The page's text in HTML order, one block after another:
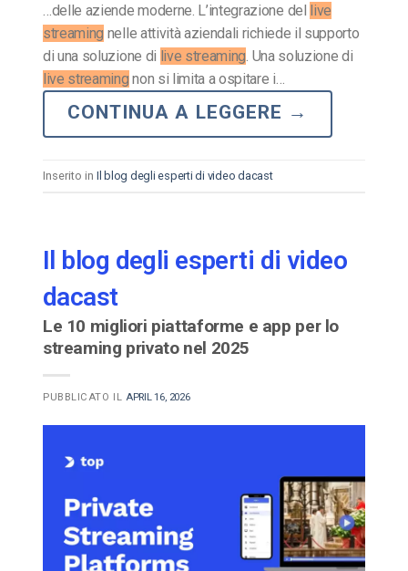
…delle aziende moderne. L’integrazione del live
streaming nelle attività aziendali richiede il supporto
di una soluzione di live streaming . Una soluzione di
live streaming non si limita a ospitare i…
CONTINUA A LEGGERE →
Inserito in Il blog degli esperti di video dacast
Il blog degli esperti di video
dacast
Le 10 migliori piattaforme e app per lo
streaming privato nel 2025
PUBBLICATO IL APRIL 16, 2026